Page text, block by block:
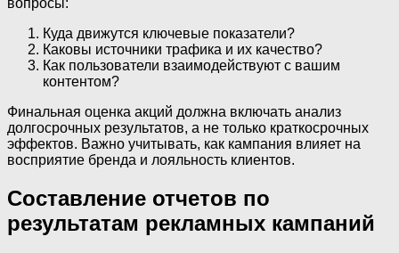
вопросы:
Куда движутся ключевые показатели?
Каковы источники трафика и их качество?
Как пользователи взаимодействуют с вашим
контентом?
Финальная оценка акций должна включать анализ
долгосрочных результатов, а не только краткосрочных
эффектов. Важно учитывать, как кампания влияет на
восприятие бренда и лояльность клиентов.
Составление отчетов по
результатам рекламных кампаний